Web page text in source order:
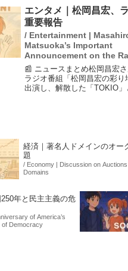
仕事のどちらにも全力を尽く
に葛藤を抱えていま...
エンタメ｜松岡昌宏、
重要報告
/ Entertainment |
Matsuoka’s Important
Announcement on the
📰 ニュースまとめ松岡昌宏さ
ラジオ番組「松岡昌宏の彩り
出演し、解散した「TOKIO」
経済｜著名人ドメインのオー
題
/ Economy | Discussion on
Domains
年と民主主義の危
of America’s
of Democracy